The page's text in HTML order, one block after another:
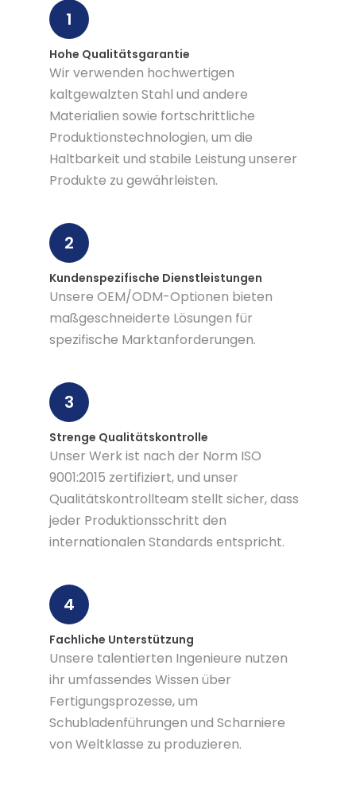
1
Hohe Qualitätsgarantie
Wir verwenden hochwertigen
kaltgewalzten Stahl und andere
Materialien sowie fortschrittliche
Produktionstechnologien, um die
Haltbarkeit und stabile Leistung unserer
Produkte zu gewährleisten.
2
Kundenspezifische Dienstleistungen
Unsere OEM/ODM-Optionen bieten
maßgeschneiderte Lösungen für
spezifische Marktanforderungen.
3
Strenge Qualitätskontrolle
Unser Werk ist nach der Norm ISO
9001:2015 zertifiziert, und unser
Qualitätskontrollteam stellt sicher, dass
jeder Produktionsschritt den
internationalen Standards entspricht.
4
Fachliche Unterstützung
Unsere talentierten Ingenieure nutzen
ihr umfassendes Wissen über
Fertigungsprozesse, um
Schubladenführungen und Scharniere
von Weltklasse zu produzieren.